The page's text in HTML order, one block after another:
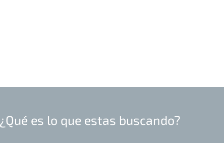
¿Qué es lo que estas buscando?